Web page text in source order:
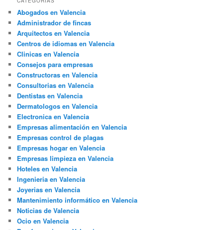
Abogados en Valencia
Administrador de fincas
Arquitectos en Valencia
Centros de idiomas en Valencia
Clinicas en Valencia
Consejos para empresas
Constructoras en Valencia
Consultorias en Valencia
Dentistas en Valencia
Dermatologos en Valencia
Electronica en Valencia
Empresas alimentación en Valencia
Empresas control de plagas
Empresas hogar en Valencia
Empresas limpieza en Valencia
Hoteles en Valencia
Ingenieria en Valencia
Joyerias en Valencia
Mantenimiento informático en Valencia
Noticias de Valencia
Ocio en Valencia